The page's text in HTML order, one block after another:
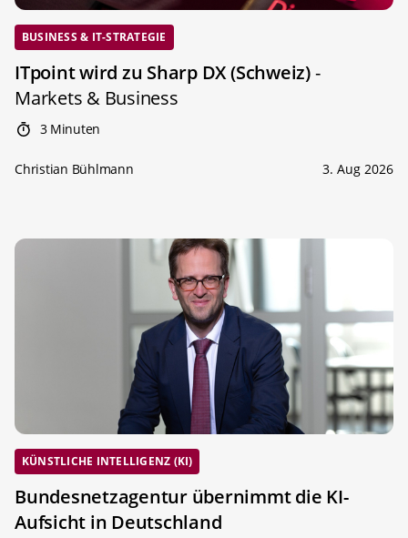
BUSINESS & IT-STRATEGIE
ITpoint wird zu Sharp DX (Schweiz)-
Markets & Business
3 Minuten
Christian Bühlmann 3. Aug 2026
KÜNSTLICHE INTELLIGENZ (KI)
Bundesnetzagentur übernimmt die KI-
Aufsicht in Deutschland